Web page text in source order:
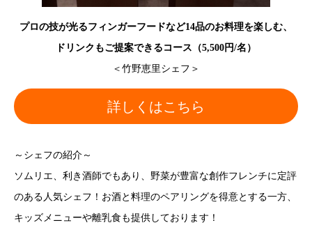
プロの技が光るフィンガーフードなど14品のお料理を楽しむ、
ドリンクもご提案できるコース（5,500円/名）
＜竹野恵里シェフ＞
詳しくはこちら
～シェフの紹介～
ソムリエ、利き酒師でもあり、野菜が豊富な創作フレンチに定評
のある人気シェフ！お酒と料理のペアリングを得意とする一方、
キッズメニューや離乳食も提供しております！